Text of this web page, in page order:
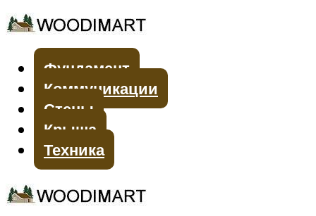
Фундамент
Коммуникации
Стены
Крыша
Техника
Меню